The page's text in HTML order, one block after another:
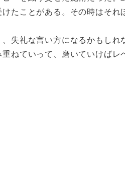
たことがある。その時はそれ
失礼な言い方になるかもしれ
ねていって、磨いていけばレ